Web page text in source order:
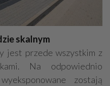
skalnym
jest przede wszystkim z
Na odpowiednio
zostają